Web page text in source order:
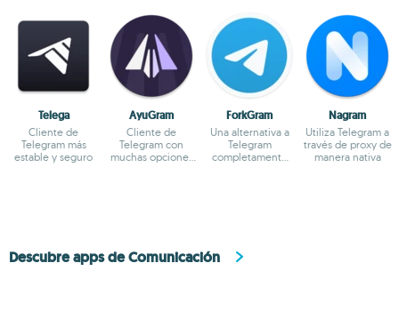
Telega
Cliente de
Telegram más
estable y seguro
AyuGram
Cliente de
Telegram con
muchas opciones
ForkGram
Una alternativa a
Telegram
completamente
Nagram
Utiliza Telegram a
través de proxy de
manera nativa
Descubre apps de Comunicación